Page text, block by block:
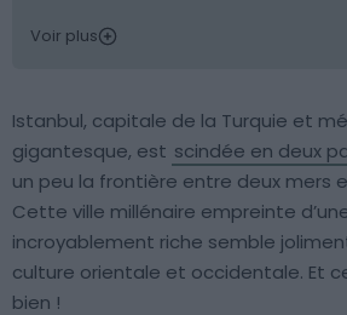
Voir plus
Istanbul, capitale de la Turquie et
gigantesque, est scindée en deux
un peu la frontière entre deux mers
Cette ville millénaire empreinte
incroyablement riche semble
culture orientale et occidentale. Et
bien !